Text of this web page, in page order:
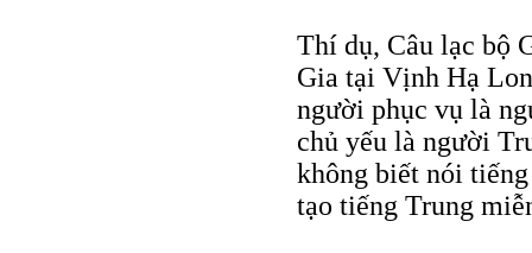
Thí dụ, Câu lạc bộ
Gia tại Vịnh Hạ
người phục vụ là
chủ yếu là người
không biết nói
tạo tiếng Trung